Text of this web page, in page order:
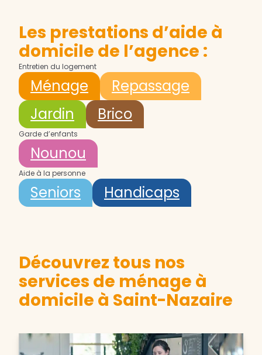
Les prestations d’aide à
domicile de l’agence :
Entretien du logement
Ménage
Repassage
Jardin
Brico
Garde d’enfants
Nounou
Aide à la personne
Seniors Handicaps
Découvrez tous nos
services de ménage à
domicile à Saint-Nazaire